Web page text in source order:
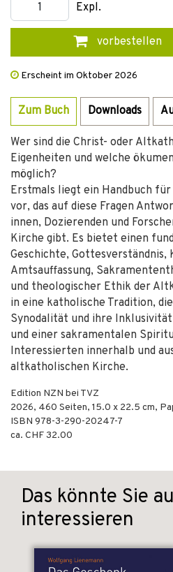
Expl.
vorbestellen
Erscheint im Oktober 2026
Zum Buch Downloads
Wer sind die Christ- oder
Eigenheiten und welche
möglich?
Erstmals liegt ein Handbuch
vor, das auf diese Fragen
innen, Dozierenden und
Kirche gibt. Es bietet einen
Geschichte, Gottesverständnis,
Amtsauffassung,
und theologischer Ethik der
in eine katholische Tradition,
Synodalität und ihre
und einer sakramentalen
Interessierten innerhalb und
altkatholischen Kirche.
Edition NZN bei TVZ
2026, 460 Seiten, 15.0 x 22.5 cm,
ISBN 978-3-290-20247-7
ca. CHF 32.00
Das könnte Sie
interessieren